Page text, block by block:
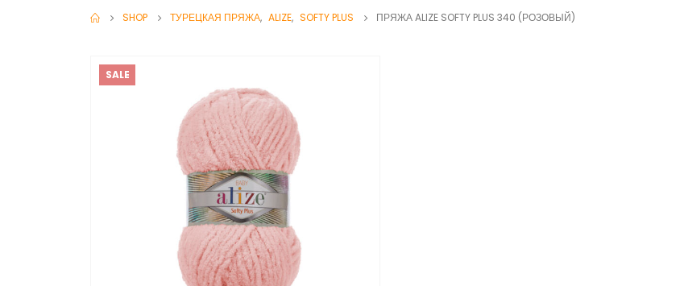
SHOP ТУРЕЦКАЯ ПРЯЖА, ALIZE, SOFTY PLUS ПРЯЖА ALIZE SOFTY PLUS 340 (РОЗОВЫЙ)
SALE